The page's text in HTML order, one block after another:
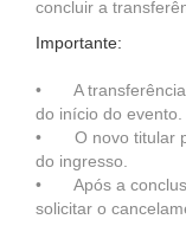
concluir a
Importante:
• A transferência
do início do evento.
• O novo titular
do ingresso.
• Após a
solicitar o